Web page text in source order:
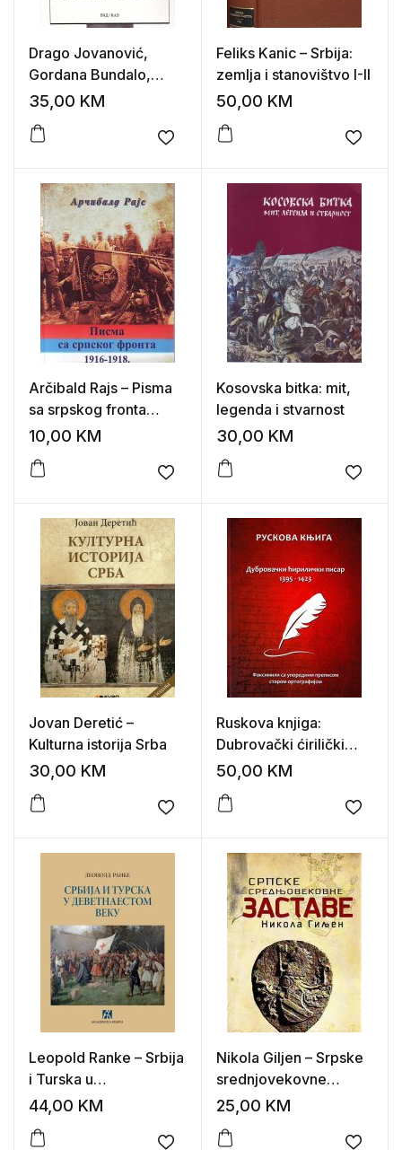
Drago Jovanović,
Gordana Bundalo,
Miloš Govedarica –
Bosni i Hercegovini
35,00 KM
Add to wishlist
Feliks Kanic – Srbija:
zemlja i stanovištvo I-II
50,00 KM
Add
Arčibald Rajs – Pisma
sa srpskog fronta
1916-1918.
10,00 KM
Add to wishlist
Kosovska bitka: mit,
legenda i stvarnost
30,00 KM
Add
Jovan Deretić –
Kulturna istorija Srba
30,00 KM
Add to wishlist
Ruskova knjiga:
Dubrovački ćirilički
pisar 1395-1423
50,00 KM
Add
Leopold Ranke – Srbija
i Turska u
devetnaestom veku
44,00 KM
Nikola Giljen – Srpske
srednjovekovne
zastave: prilog istoriji
srednjovekovne
25,00 KM